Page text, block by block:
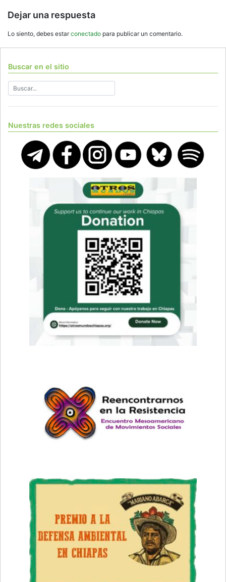
Dejar una respuesta
Lo siento, debes estarconectado para publicar un comentario.
Buscar en el sitio
Nuestras redes sociales